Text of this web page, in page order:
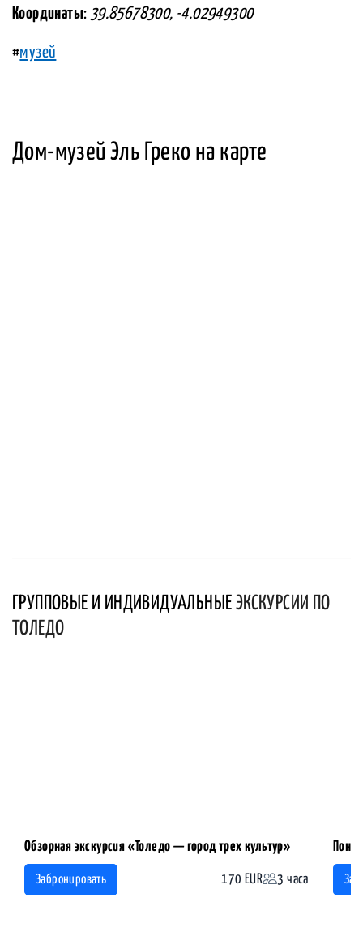
Координаты: 39.85678300, -4.02949300
#музей
Дом-музей Эль Греко на карте
ГРУППОВЫЕ И ИНДИВИДУАЛЬНЫЕ ЭКСКУРСИИ ПО
ТОЛЕДО
Обзорная экскурсия «Толедо — город трех культур»
Забронировать 170 EUR 3 часа